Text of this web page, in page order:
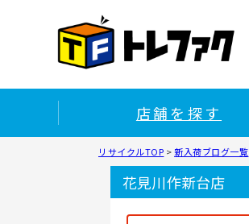
店舗を探す
リサイクルTOP >新入荷ブログ一覧
花見川作新台店